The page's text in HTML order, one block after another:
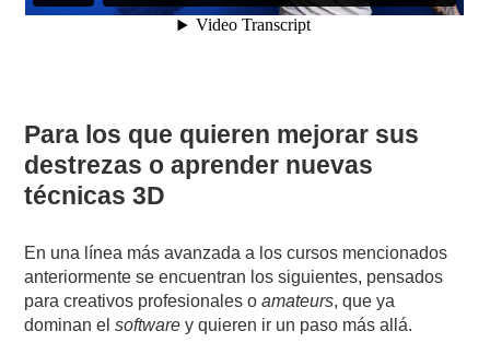
Para los que quieren mejorar sus
destrezas o aprender nuevas
técnicas 3D
En una línea más avanzada a los cursos mencionados
anteriormente se encuentran los siguientes, pensados
para creativos profesionales oamateurs, que ya
dominan elsoftware y quieren ir un paso más allá.